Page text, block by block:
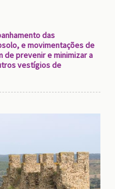
das
e movimentações de
prevenir e minimizar a
vestígios de